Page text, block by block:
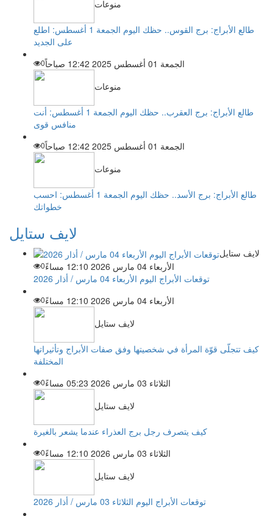
منوعات
طالع الأبراج: برج القوس.. حظك اليوم الجمعة 1 أغسطس: اطلع
على الجديد
الجمعة 01 أغسطس 2025 12:42 صباحاً
0
منوعات
طالع الأبراج: برج العقرب.. حظك اليوم الجمعة 1 أغسطس: أنت
منافس قوى
الجمعة 01 أغسطس 2025 12:42 صباحاً
0
منوعات
طالع الأبراج: برج الأسد.. حظك اليوم الجمعة 1 أغسطس: احسب
خطواتك
لايف ستايل
لايف ستايل
الأربعاء 04 مارس 2026 12:10 مساءً
0
توقعات الأبراج اليوم الأربعاء 04 مارس / أذار 2026
الأربعاء 04 مارس 2026 12:10 مساءً
0
لايف ستايل
كيف تتجلّى قوّة المرأة في شخصيتها وفق صفات الأبراج وتأثيراتها
المختلفة
الثلاثاء 03 مارس 2026 05:23 مساءً
0
لايف ستايل
كيف يتصرف رجل برج العذراء عندما يشعر بالغيرة
الثلاثاء 03 مارس 2026 12:10 مساءً
0
لايف ستايل
توقعات الأبراج اليوم الثلاثاء 03 مارس / أذار 2026